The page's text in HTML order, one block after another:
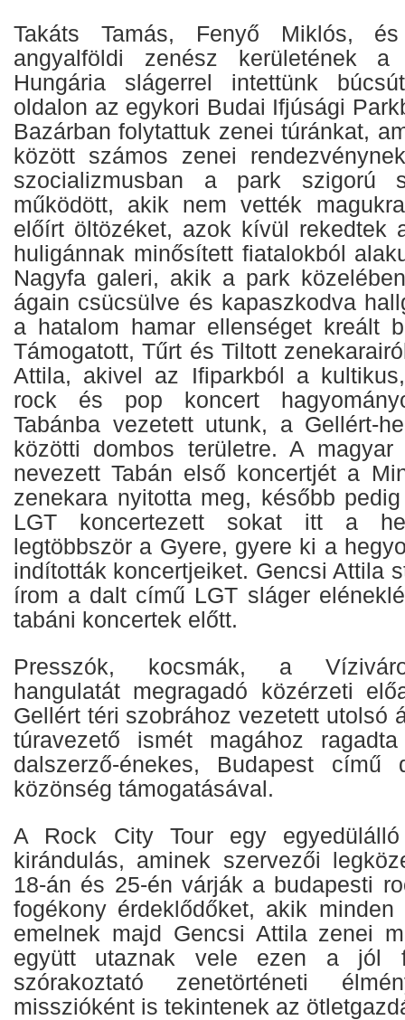
Takáts Tamás, Fenyő Miklós,
angyalföldi zenész kerületének
Hungária slágerrel intettünk
oldalon az egykori Budai Ifjúsági
Bazárban folytattuk zenei túránkat,
között számos zenei
szocializmusban a park szigorú
működött, akik nem vették
előírt öltözéket, azok kívül rekedtek
huligánnak minősített fiatalokból
Nagyfa galeri, akik a park
ágain csücsülve és kapaszkodva
a hatalom hamar ellenséget kreált
Támogatott, Tűrt és Tiltott
Attila, akivel az Ifiparkból a
rock és pop koncert
Tabánba vezetett utunk, a Gellért-
közötti dombos területre. A magyar
nevezett Tabán első koncertjét a
zenekara nyitotta meg, később
LGT koncertezett sokat itt a
legtöbbször a Gyere, gyere ki a
indították koncertjeiket. Gencsi Attila
írom a dalt című LGT sláger
tabáni koncertek előtt.
Presszók, kocsmák, a
hangulatát megragadó közérzeti
Gellért téri szobrához vezetett utolsó
túravezető ismét magához
dalszerző-énekes, Budapest
közönség támogatásával.
A Rock City Tour egy
kirándulás, aminek szervezői
18-án és 25-én várják a budapesti
fogékony érdeklődőket, akik minden
emelnek majd Gencsi Attila zenei
együtt utaznak vele ezen a jól
szórakoztató zenetörténeti
misszióként is tekintenek az